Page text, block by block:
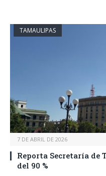
TAMAULIPAS
7 DE ABRIL DE 2026
Reporta Secretaría de
del 90 %